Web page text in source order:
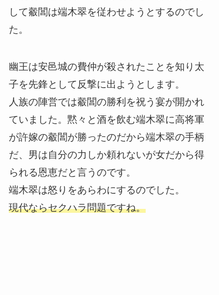
して觳閶は端木翠を従わせようとするのでし
た。
幽王は安邑城の費仲が殺されたことを知り太
子を先鋒として反撃に出ようとします。
人族の陣営では觳閶の勝利を祝う宴が開かれ
ていました。黙々と酒を飲む端木翠に高将軍
が許嫁の觳閶が勝ったのだから端木翠の手柄
だ、男は自分の力しか頼れないが女だから得
られる恩恵だと言うのです。
端木翠は怒りをあらわにするのでした。
現代ならセクハラ問題ですね。